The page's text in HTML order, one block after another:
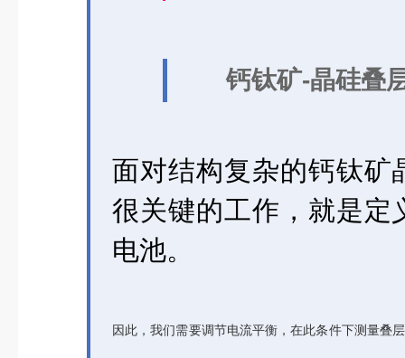
钙钛矿-晶硅叠
面对结构复杂的钙钛矿
很关键的工作，就是定
电池。
因此，我们需要调节电流平衡，在此条件下测量叠